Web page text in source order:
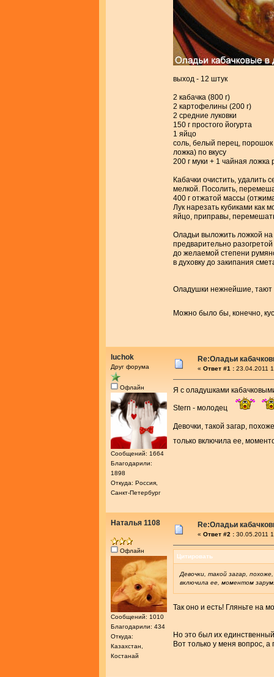
выход - 12 штук
2 кабачка (800 г)
2 картофелины (200 г)
2 средние луковки
150 г простого йогурта
1 яйцо
соль, белый перец, порошок
ложка) по вкусу
200 г муки + 1 чайная ложка
Кабачки очистить, удалить
мелкой. Посолить,
400 г отжатой массы
Лук нарезать кубиками как
яйцо, приправы,
Оладьи выложить ложкой на
предварительно
до желаемой степени
в духовку до закипания
Оладушки нежнейшие,
Можно было бы, конечно,
luchok
Друг форума
Офлайн
Сообщений: 1664
Благодарили:
1898
Откуда: Россия,
Санкт-Петербург
Re:Оладьи
« Ответ #1 : 23.04.2011
Я с оладушками
Stern - молодец
Девочки, такой загар,
только включила ее,
Наталья 1108
Офлайн
Сообщений: 1010
Благодарили: 434
Откуда:
Казахстан,
Костанай
Re:Оладьи
« Ответ #2 : 30.05.2011
Цитировать
Девочки, такой загар,
включила ее, моментом
Так оно и есть! Гляньте на
Но это был их
Вот только у меня вопрос,